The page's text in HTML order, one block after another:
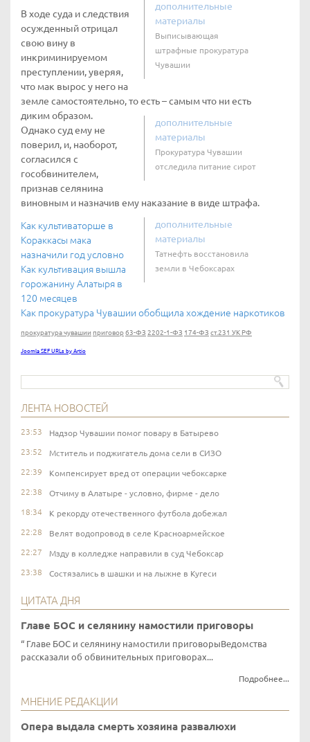
дополнительные
материалы
Выписывающая
штрафные прокуратура
Чувашии
В ходе суда и следствия
осужденный отрицал
свою вину в
инкриминируемом
преступлении, уверяя,
что мак вырос у него на
земле самостоятельно, то есть – самым что ни есть
диким образом.
дополнительные
материалы
Прокуратура Чувашии
отследила питание сирот
Однако суд ему не
поверил, и, наоборот,
согласился с
гособвинителем,
признав селянина
виновным и назначив ему наказание в виде штрафа.
дополнительные
материалы
Татнефть восстановила
земли в Чебоксарах
Как культиваторше в
Кораккасы мака
назначили год условно
Как культивация вышла
горожанину Алатыря в
120 месяцев
Как прокуратура Чувашии обобщила хождение наркотиков
прокуратура чувашии приговор63-ФЗ 2202-1-ФЗ 174-ФЗ ст.231 УК РФ
Joomla SEF URLs by Artio
ЛЕНТА НОВОСТЕЙ
23:53 Надзор Чувашии помог повару в Батырево
23:52 Мститель и поджигатель дома сели в СИЗО
22:39 Компенсирует вред от операции чебоксарке
22:38 Отчиму в Алатыре - условно, фирме - дело
18:34 К рекорду отечественного футбола добежал
22:28 Велят водопровод в селе Красноармейское
22:27 Мзду в колледже направили в суд Чебоксар
23:38 Состязались в шашки и на лыжне в Кугеси
ЦИТАТА ДНЯ
Главе БОС и селянину намостили приговоры
Главе БОС и селянину намостили приговорыВедомства
рассказали об обвинительных приговорах...
Подробнее...
МНЕНИЕ РЕДАКЦИИ
Опера выдала смерть хозяина развалюхи